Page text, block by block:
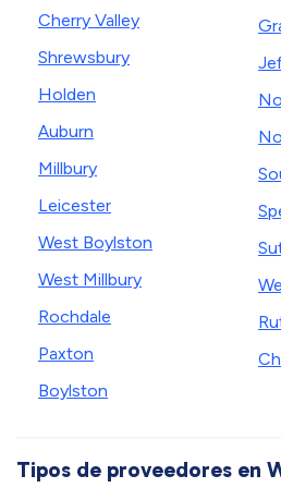
Cherry Valley
Shrewsbury
Holden
Auburn
Millbury
Leicester
West Boylston
West Millbury
Rochdale
Paxton
Boylston
Tipos de proveedores en